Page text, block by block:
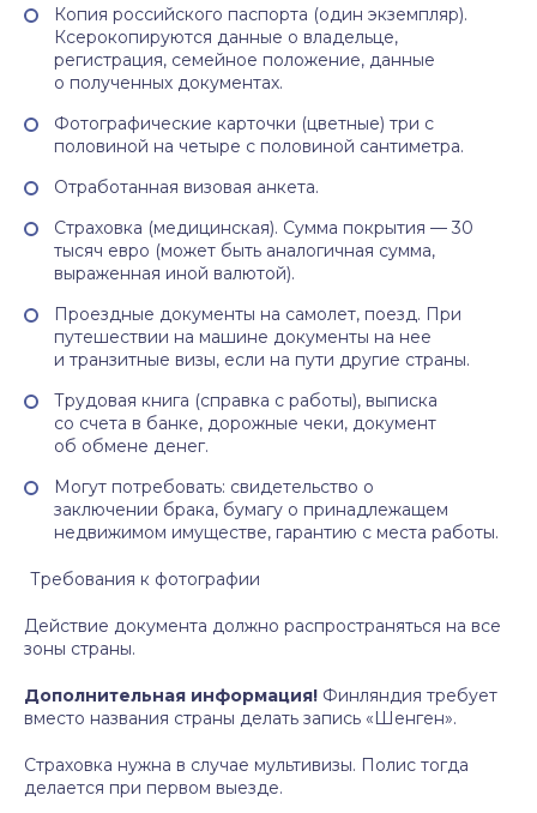
Копия российского паспорта (один экземпляр).
Ксерокопируются данные о владельце,
регистрация, семейное положение, данные
о полученных документах.
Фотографические карточки (цветные) три с
половиной на четыре с половиной сантиметра.
Отработанная визовая анкета.
Страховка (медицинская). Сумма покрытия — 30
тысяч евро (может быть аналогичная сумма,
выраженная иной валютой).
Проездные документы на самолет, поезд. При
путешествии на машине документы на нее
и транзитные визы, если на пути другие страны.
Трудовая книга (справка с работы), выписка
со счета в банке, дорожные чеки, документ
об обмене денег.
Могут потребовать: свидетельство о
заключении брака, бумагу о принадлежащем
недвижимом имуществе, гарантию с места работы.
Требования к фотографии
Действие документа должно распространяться на все
зоны страны.
Дополнительная информация! Финляндия требует
вместо названия страны делать запись «Шенген».
Страховка нужна в случае мультивизы. Полис тогда
делается при первом выезде.